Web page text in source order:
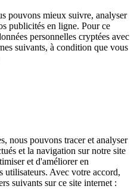
pouvons mieux suivre, analyser
publicités en ligne. Pour ce
personnelles cryptées avec
suivants, à condition que vous
nous pouvons tracer et analyser
et la navigation sur notre site
et d'améliorer en
utilisateurs. Avec votre accord,
suivants sur ce site internet :